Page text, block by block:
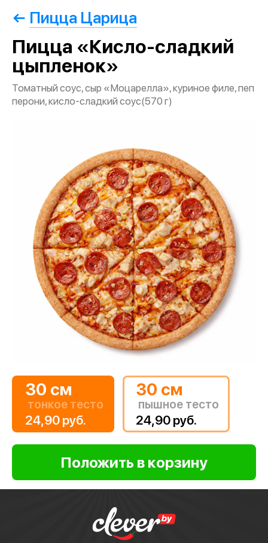
Пицца Царица
Пицца «Кисло-сладкий
цыпленок»
Томатный соус, сыр «Моцарелла», куриное филе, пеп
перони, кисло-сладкий соус(570 г)
30 см
тонкое тесто
24,90 руб.
30 см
пышное тесто
24,90 руб.